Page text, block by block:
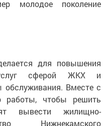
молодое поколение
для повышения
сферой ЖКХ и
обслуживания. Вместе с
работы, чтобы решить
вывести жилищно-
Нижнекамского